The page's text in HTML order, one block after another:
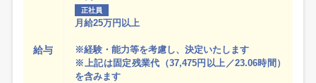
給与
正社員
月給25万円以上
※経験・能力等を考慮し、決定いたします
※上記は固定残業代（37,475円以上／23.06時間）
を含みます